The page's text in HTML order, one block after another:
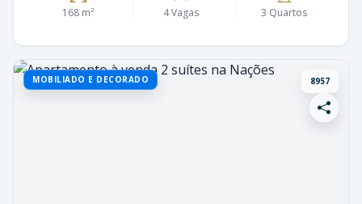
168 m² 4 Vagas 3 Quartos
MOBILIADO E DECORADO 8957